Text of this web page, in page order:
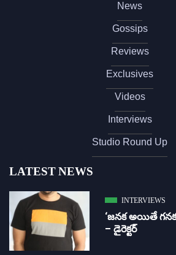
News
Gossips
Reviews
Exclusives
Videos
Interviews
Studio Round Up
LATEST NEWS
INTERVIEWS
‘జ‌న‌క అయితే
– డైరెక్ట‌ర్